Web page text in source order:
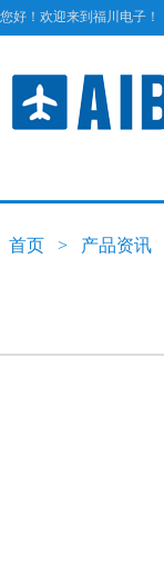
您好！欢迎来到福川电子！
首页 > 产品资讯